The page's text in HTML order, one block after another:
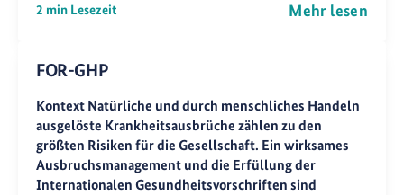
2 min Lesezeit Mehr lesen
FOR-GHP
Kontext Natürliche und durch menschliches Handeln
ausgelöste Krankheitsausbrüche zählen zu den
größten Risiken für die Gesellschaft. Ein wirksames
Ausbruchsmanagement und die Erfüllung der
Internationalen Gesundheitsvorschriften sind